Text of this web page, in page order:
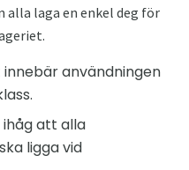
alla laga en enkel deg för
användningen
att alla
ligga vid